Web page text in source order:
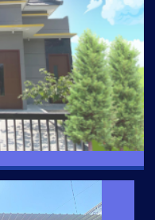
Free Desain, Dapur,
Mandi.